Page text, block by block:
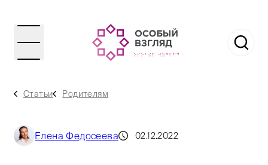
Статьи Родителям
Елена Федосеева 02.12.2022